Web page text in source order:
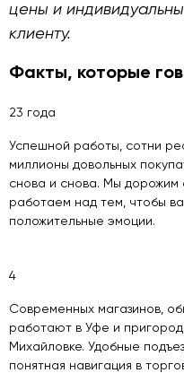
цены и
клиенту.
Факты, которые
23 года
Успешной работы, сотни
миллионы довольных
снова и снова. Мы дорожим
работаем над тем, чтобы
положительные эмоции.
4
Современных магазинов,
работают в Уфе и
Михайловке. Удобные
понятная навигация в